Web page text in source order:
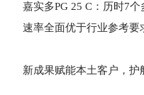
嘉实多PG 25 C：历时7
速率全面优于行业参考要
新成果赋能本土客户，护